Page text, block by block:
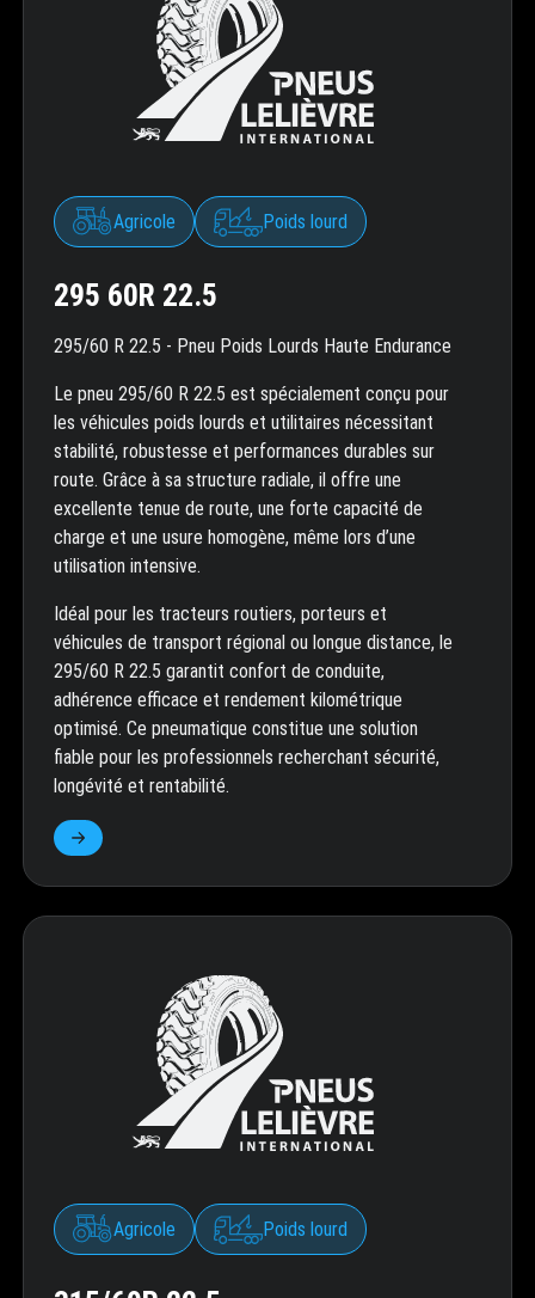
Agricole Poids lourd
295 60R 22.5
295/60 R 22.5 - Pneu Poids Lourds Haute Endurance
Le pneu 295/60 R 22.5 est spécialement conçu pour
les véhicules poids lourds et utilitaires nécessitant
stabilité, robustesse et performances durables sur
route. Grâce à sa structure radiale, il offre une
excellente tenue de route, une forte capacité de
charge et une usure homogène, même lors d’une
utilisation intensive.
Idéal pour les tracteurs routiers, porteurs et
véhicules de transport régional ou longue distance, le
295/60 R 22.5 garantit confort de conduite,
adhérence efficace et rendement kilométrique
optimisé. Ce pneumatique constitue une solution
fiable pour les professionnels recherchant sécurité,
longévité et rentabilité.
Agricole Poids lourd